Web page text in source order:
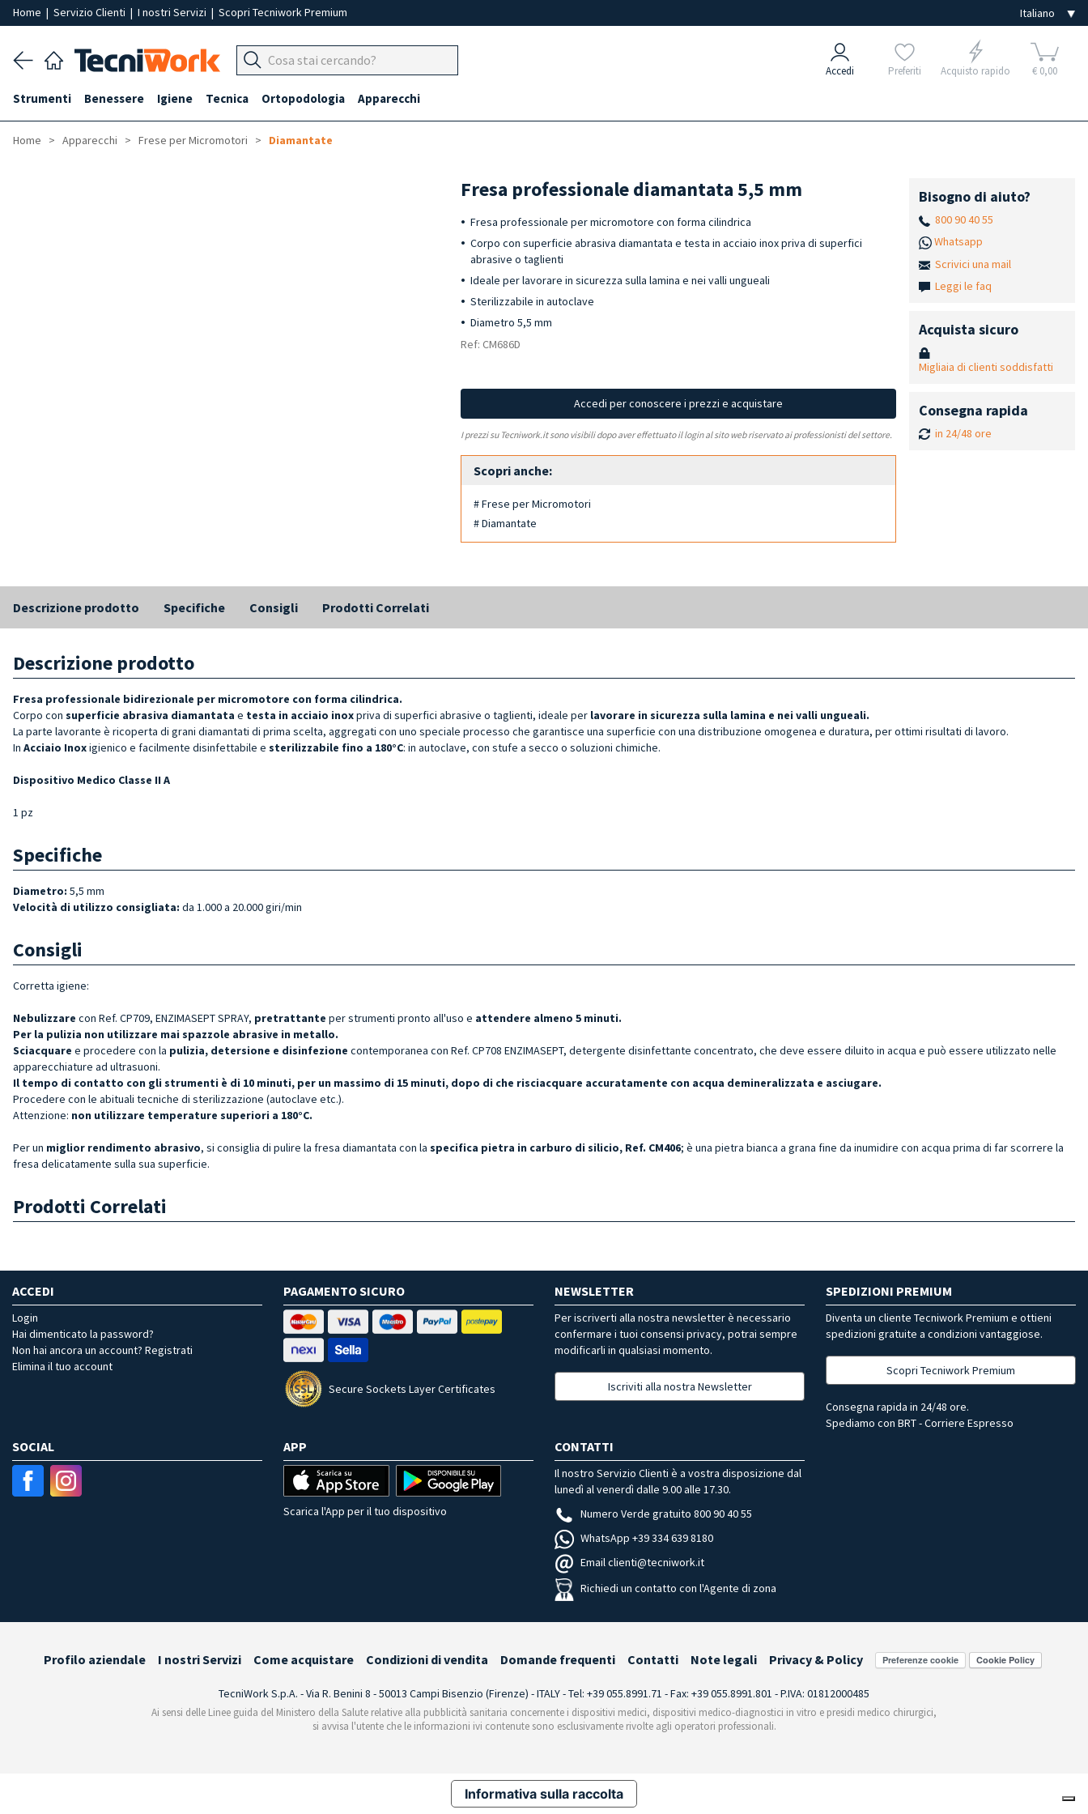
Home | Servizio Clienti | I nostri Servizi | Scopri Tecniwork Premium
Accedi Preferiti Acquisto rapido € 0,00
Strumenti Benessere Igiene Tecnica Ortopodologia Apparecchi
Home Apparecchi Frese per Micromotori Diamantate
Fresa professionale diamantata 5,5 mm
Fresa professionale per micromotore con forma cilindrica
Corpo con superficie abrasiva diamantata e testa in acciaio inox priva di superfici
abrasive o taglienti
Ideale per lavorare in sicurezza sulla lamina e nei valli ungueali
Sterilizzabile in autoclave
Diametro 5,5 mm
Ref: CM686D
Accedi per conoscere i prezzi e acquistare
I prezzi su Tecniwork.it sono visibili dopo aver effettuato il login al sito web riservato ai professionisti del settore.
Scopri anche:
# Frese per Micromotori
# Diamantate
Bisogno di aiuto?
800 90 40 55
Whatsapp
Scrivici una mail
Leggi le faq
Acquista sicuro
Migliaia di clienti soddisfatti
Consegna rapida
in 24/48 ore
Descrizione prodotto Specifiche Consigli Prodotti Correlati
Descrizione prodotto
Fresa professionale bidirezionale per micromotore con forma cilindrica.
Corpo con superficie abrasiva diamantata e testa in acciaio inoxpriva di superfici abrasive o taglienti, ideale per lavorare in sicurezza sulla lamina e nei valli ungueali.
La parte lavorante è ricoperta di grani diamantati di prima scelta, aggregati con uno speciale processo che garantisce una superficie con una distribuzione omogenea e duratura, per ottimi risultati di lavoro.
In Acciaio Inoxigienico e facilmente disinfettabile e sterilizzabile fino a 180°C: in autoclave, con stufe a secco o soluzioni chimiche.
Dispositivo Medico Classe II A
1 pz
Specifiche
Diametro: 5,5 mm
Velocità di utilizzo consigliata: da 1.000 a 20.000 giri/min
Consigli
Corretta igiene:
Nebulizzare con Ref. CP709, ENZIMASEPT SPRAY, pretrattante per strumenti pronto all'uso e attendere almeno 5 minuti.
Per la pulizia non utilizzare mai spazzole abrasive in metallo.
Sciacquare e procedere con la pulizia, detersione e disinfezione contemporanea con Ref. CP708 ENZIMASEPT, detergente disinfettante concentrato, che deve essere diluito in acqua e può essere utilizzato nelle
apparecchiature ad ultrasuoni.
Il tempo di contatto con gli strumenti è di 10 minuti, per un massimo di 15 minuti, dopo di che risciacquare accuratamente con acqua demineralizzata e asciugare.
Procedere con le abituali tecniche di sterilizzazione (autoclave etc.).
Attenzione: non utilizzare temperature superiori a 180°C.
Per un miglior rendimento abrasivo, si consiglia di pulire la fresa diamantata con la specifica pietra in carburo di silicio, Ref. CM406; è una pietra bianca a grana fine da inumidire con acqua prima di far scorrere la
fresa delicatamente sulla sua superficie.
Prodotti Correlati
ACCEDI
Login
Hai dimenticato la password?
Non hai ancora un account? Registrati
Elimina il tuo account
PAGAMENTO SICURO
Secure Sockets Layer Certificates
NEWSLETTER
Per iscriverti alla nostra newsletter è necessario
confermare i tuoi consensi privacy, potrai sempre
modificarli in qualsiasi momento.
Iscriviti alla nostra Newsletter
SPEDIZIONI PREMIUM
Diventa un cliente Tecniwork Premium e ottieni
spedizioni gratuite a condizioni vantaggiose.
Scopri Tecniwork Premium
Consegna rapida in 24/48 ore.
Spediamo con BRT - Corriere Espresso
SOCIAL APP
Scarica l'App per il tuo dispositivo
CONTATTI
Il nostro Servizio Clienti è a vostra disposizione dal
lunedì al venerdì dalle 9.00 alle 17.30.
Numero Verde gratuito 800 90 40 55
WhatsApp +39 334 639 8180
Email clienti@tecniwork.it
Richiedi un contatto con l'Agente di zona
Profilo aziendale I nostri Servizi Come acquistare Condizioni di vendita Domande frequenti Contatti Note legali Privacy & Policy Preferenze cookie
TecniWork S.p.A. - Via R. Benini 8 - 50013 Campi Bisenzio (Firenze) - ITALY - Tel: +39 055.8991.71 - Fax: +39 055.8991.801 - P.IVA: 01812000485
Ai sensi delle Linee guida del Ministero della Salute relative alla pubblicità sanitaria concernente i dispositivi medici, dispositivi medico-diagnostici in vitro e presidi medico chirurgici,
si avvisa l'utente che le informazioni ivi contenute sono esclusivamente rivolte agli operatori professionali.
Informativa sulla raccolta